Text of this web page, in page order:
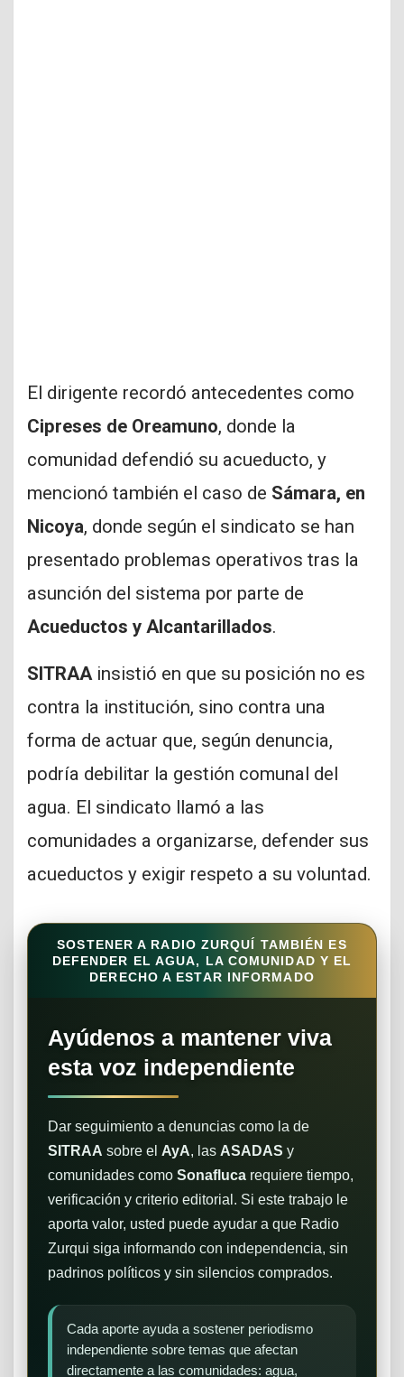
El dirigente recordó antecedentes como
Cipreses de Oreamuno, donde la
comunidad defendió su acueducto, y
mencionó también el caso de Sámara, en
Nicoya, donde según el sindicato se han
presentado problemas operativos tras la
asunción del sistema por parte de
Acueductos y Alcantarillados.
SITRAAinsistió en que su posición no es
contra la institución, sino contra una
forma de actuar que, según denuncia,
podría debilitar la gestión comunal del
agua. El sindicato llamó a las
comunidades a organizarse, defender sus
acueductos y exigir respeto a su voluntad.
SOSTENER A RADIO ZURQUÍ TAMBIÉN ES
DEFENDER EL AGUA, LA COMUNIDAD Y EL
DERECHO A ESTAR INFORMADO
Ayúdenos a mantener viva
esta voz independiente
Dar seguimiento a denuncias como la de
SITRAA sobre el AyA, las ASADAS y
comunidades como Sonafluca requiere tiempo,
verificación y criterio editorial. Si este trabajo le
aporta valor, usted puede ayudar a que Radio
Zurqui siga informando con independencia, sin
padrinos políticos y sin silencios comprados.
Cada aporte ayuda a sostener periodismo
independiente sobre temas que afectan
directamente a las comunidades: agua,